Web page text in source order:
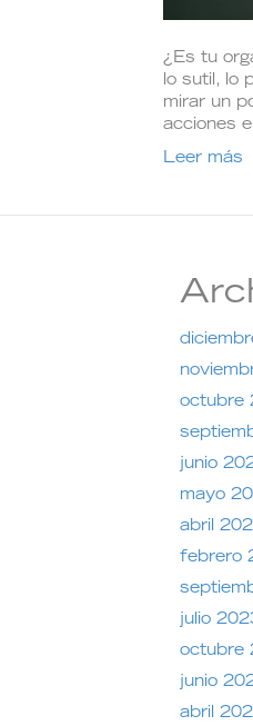
¿Es tu
lo sutil, lo
mirar un
acciones
Leer más
octubre
junio
mayo
abril
febrero
julio
octubre
junio
abril